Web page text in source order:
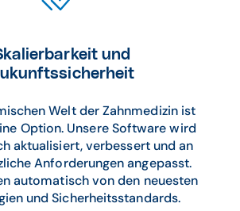
und
Welt der Zahnmedizin ist
Option. Unsere Software wird
aktualisiert, verbessert und an
Anforderungen angepasst.
automatisch von den neuesten
und Sicherheitsstandards.